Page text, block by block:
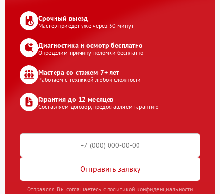
Срочный выезд
Мастер приедет уже через 30 минут
Диагностика и осмотр бесплатно
Определим причину поломки бесплатно
Мастера со стажем 7+ лет
Работаем с техникой любой сложности
Гарантия до 12 месяцев
Составляем договор, предоставляем гарантию
Отправить заявку
Отправляя, Вы соглашаетесь с политикой конфиденциальности